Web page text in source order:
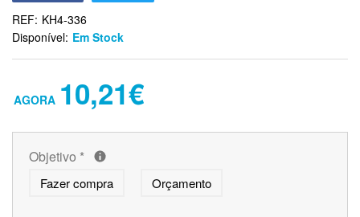
REF: KH4-336
Disponível: Em Stock
10,21€
Objetivo *
Fazer compra Orçamento